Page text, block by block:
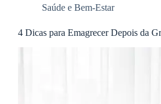
Saúde e Bem-Estar
4 Dicas para Emagrecer Depois da